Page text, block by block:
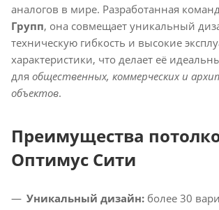
аналогов в мире. Разработанная
Групп, она совмещает уникальный
техническую гибкость и высокие
характеристики, что делает её
для общественных, коммерческих и
объектов.
Преимущества
Оптимус Сити
Уникальный дизайн: более 30